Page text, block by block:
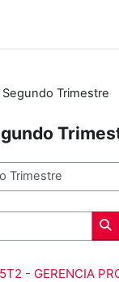
Trimestre
- GERENCIA